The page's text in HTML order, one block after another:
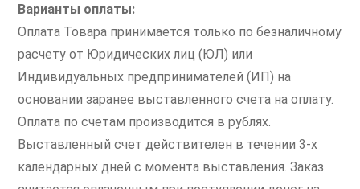
Варианты оплаты:
Оплата Товара принимается только по безналичному
расчету от Юридических лиц (ЮЛ) или
Индивидуальных предпринимателей (ИП) на
основании заранее выставленного счета на оплату.
Оплата по счетам производится в рублях.
Выставленный счет действителен в течении 3-х
календарных дней с момента выставления. Заказ